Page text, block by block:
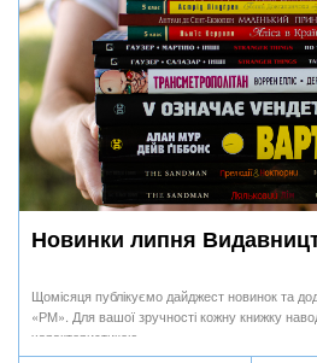
Новинки липня
Щомісяця публікуємо дайджест новинок та
«РМ». Для вашої зручності кожну книжку
характеристикою.